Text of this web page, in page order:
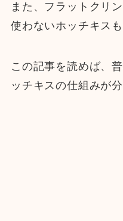
また、フラットクリ
使わないホッチキス
この記事を読めば、
ッチキスの仕組みが